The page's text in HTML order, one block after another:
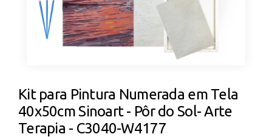
Kit para Pintura Numerada em Tela
40x50cm Sinoart - Pôr do Sol- Arte
Terapia - C3040-W4177